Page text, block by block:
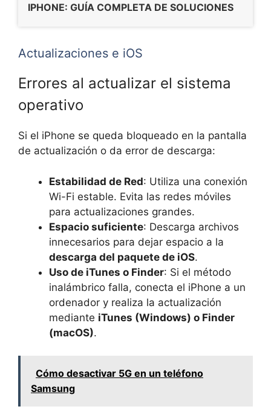
IPHONE: GUÍA COMPLETA DE SOLUCIONES
Actualizaciones e iOS
Errores al actualizar el sistema
operativo
Si el iPhone se queda bloqueado en la pantalla
de actualización o da error de descarga:
Estabilidad de Red: Utiliza una conexión
Wi-Fi estable. Evita las redes móviles
para actualizaciones grandes.
Espacio suficiente: Descarga archivos
innecesarios para dejar espacio a la
descarga del paquete de iOS.
Uso de iTunes o Finder: Si el método
inalámbrico falla, conecta el iPhone a un
ordenador y realiza la actualización
mediante iTunes (Windows) o Finder
(macOS).
Cómo desactivar 5G en un teléfono
Samsung